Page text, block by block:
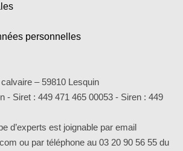
personnelles
– 59810 Lesquin
- Siret : 449 471 465 00053 - Siren : 449
d’experts est joignable par email
ou par téléphone au 03 20 90 56 55 du